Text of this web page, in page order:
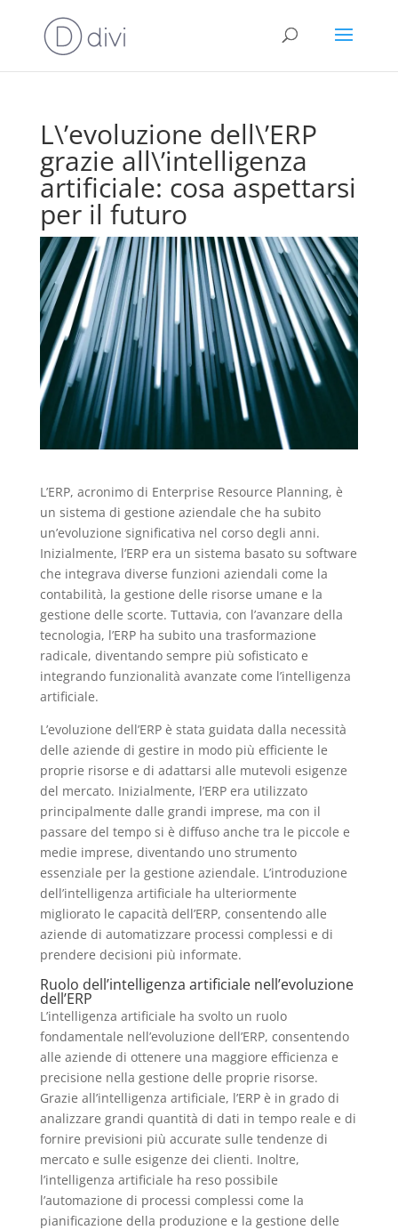
L\’evoluzione dell\’ERP
grazie all\’intelligenza
artificiale: cosa aspettarsi
per il futuro
L’ERP, acronimo di Enterprise Resource Planning, è
un sistema di gestione aziendale che ha subito
un’evoluzione significativa nel corso degli anni.
Inizialmente, l’ERP era un sistema basato su software
che integrava diverse funzioni aziendali come la
contabilità, la gestione delle risorse umane e la
gestione delle scorte. Tuttavia, con l’avanzare della
tecnologia, l’ERP ha subito una trasformazione
radicale, diventando sempre più sofisticato e
integrando funzionalità avanzate come l’intelligenza
artificiale.
L’evoluzione dell’ERP è stata guidata dalla necessità
delle aziende di gestire in modo più efficiente le
proprie risorse e di adattarsi alle mutevoli esigenze
del mercato. Inizialmente, l’ERP era utilizzato
principalmente dalle grandi imprese, ma con il
passare del tempo si è diffuso anche tra le piccole e
medie imprese, diventando uno strumento
essenziale per la gestione aziendale. L’introduzione
dell’intelligenza artificiale ha ulteriormente
migliorato le capacità dell’ERP, consentendo alle
aziende di automatizzare processi complessi e di
prendere decisioni più informate.
Ruolo dell’intelligenza artificiale nell’evoluzione
dell’ERP
L’intelligenza artificiale ha svolto un ruolo
fondamentale nell’evoluzione dell’ERP, consentendo
alle aziende di ottenere una maggiore efficienza e
precisione nella gestione delle proprie risorse.
Grazie all’intelligenza artificiale, l’ERP è in grado di
analizzare grandi quantità di dati in tempo reale e di
fornire previsioni più accurate sulle tendenze di
mercato e sulle esigenze dei clienti. Inoltre,
l’intelligenza artificiale ha reso possibile
l’automazione di processi complessi come la
pianificazione della produzione e la gestione delle